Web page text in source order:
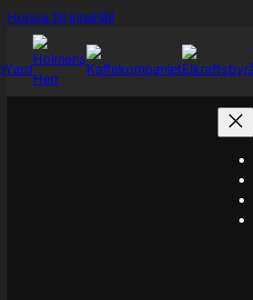
Hoppa till innehållHoppa